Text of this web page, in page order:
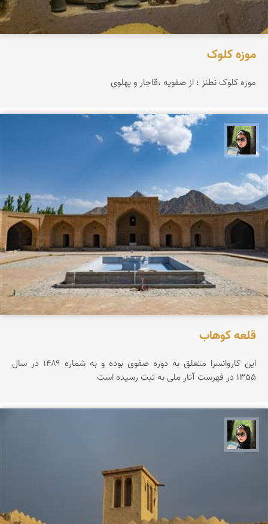
موزه کلوک
موزه کلوک نطنز ؛ از صفویه ،قاجار و پهلوی
سپیده اصلان
قلعه كوهاب
این کاروانسرا متعلق به دوره صفوی بوده و به شماره ۱۴۸۹ در سال
1355 در فهرست آثار ملی به ثبت رسیده است